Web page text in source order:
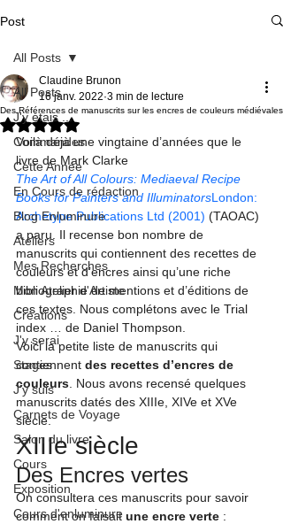
Post
All Posts
J'y étais ...
Commandes
Cette Année
En Cours de rédaction
Blog Enluminure
Ateliers
Mes Recherches
Mon Atelier d'Artiste
Créations
J'y serai
Stages
J'y suis
Carnets de Voyage
Salon du livre
Cours
Exposition
Cours d'enluminure
All Posts
Des Références de manuscrits sur les encres de couleurs médiévales
Claudine Brunon
16 janv. 2022 3 min de lecture
Noté NaN étoiles sur 5.
Voilà déjà une vingtaine d’années que le
The Art of All Colours: Mediaeval Recipe
Books for Painters and IlluminatorsLondon:
Archetype Publications Ltd (2001) (TAOAC)
a paru. Il recense bon nombre de
manuscrits qui contiennent des recettes de
couleurs et d’encres ainsi qu’une riche
bibliographie de mentions et d’éditions de
ces textes. Nous complétons avec le Trial
index … de Daniel Thompson
Voici la petite liste de manuscrits qui
contiennent des recettes d’encres de
couleurs . Nous avons recensé quelques
manuscrits datés des XIIIe, XIVe et XVe
siècle.
XIIIe siècle
Des Encres vertes
On consultera ces manuscrits pour savoir
comment on faisait une encre verte :